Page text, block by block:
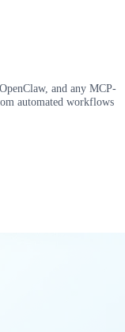
and any MCP-
automated workflows